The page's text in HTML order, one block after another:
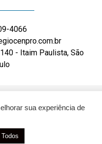
4066
- Itaim Paulista, São
sua experiência de
Atendimento via Whatsapp